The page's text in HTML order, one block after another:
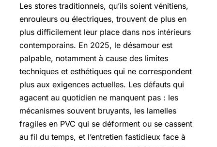
Les stores traditionnels, qu’ils soient vénitiens,
enrouleurs ou électriques, trouvent de plus en
plus difficilement leur place dans nos intérieurs
contemporains. En 2025, le désamour est
palpable, notamment à cause des limites
techniques et esthétiques qui ne correspondent
plus aux exigences actuelles. Les défauts qui
agacent au quotidien ne manquent pas : les
mécanismes souvent bruyants, les lamelles
fragiles en PVC qui se déforment ou se cassent
au fil du temps, et l’entretien fastidieux face à